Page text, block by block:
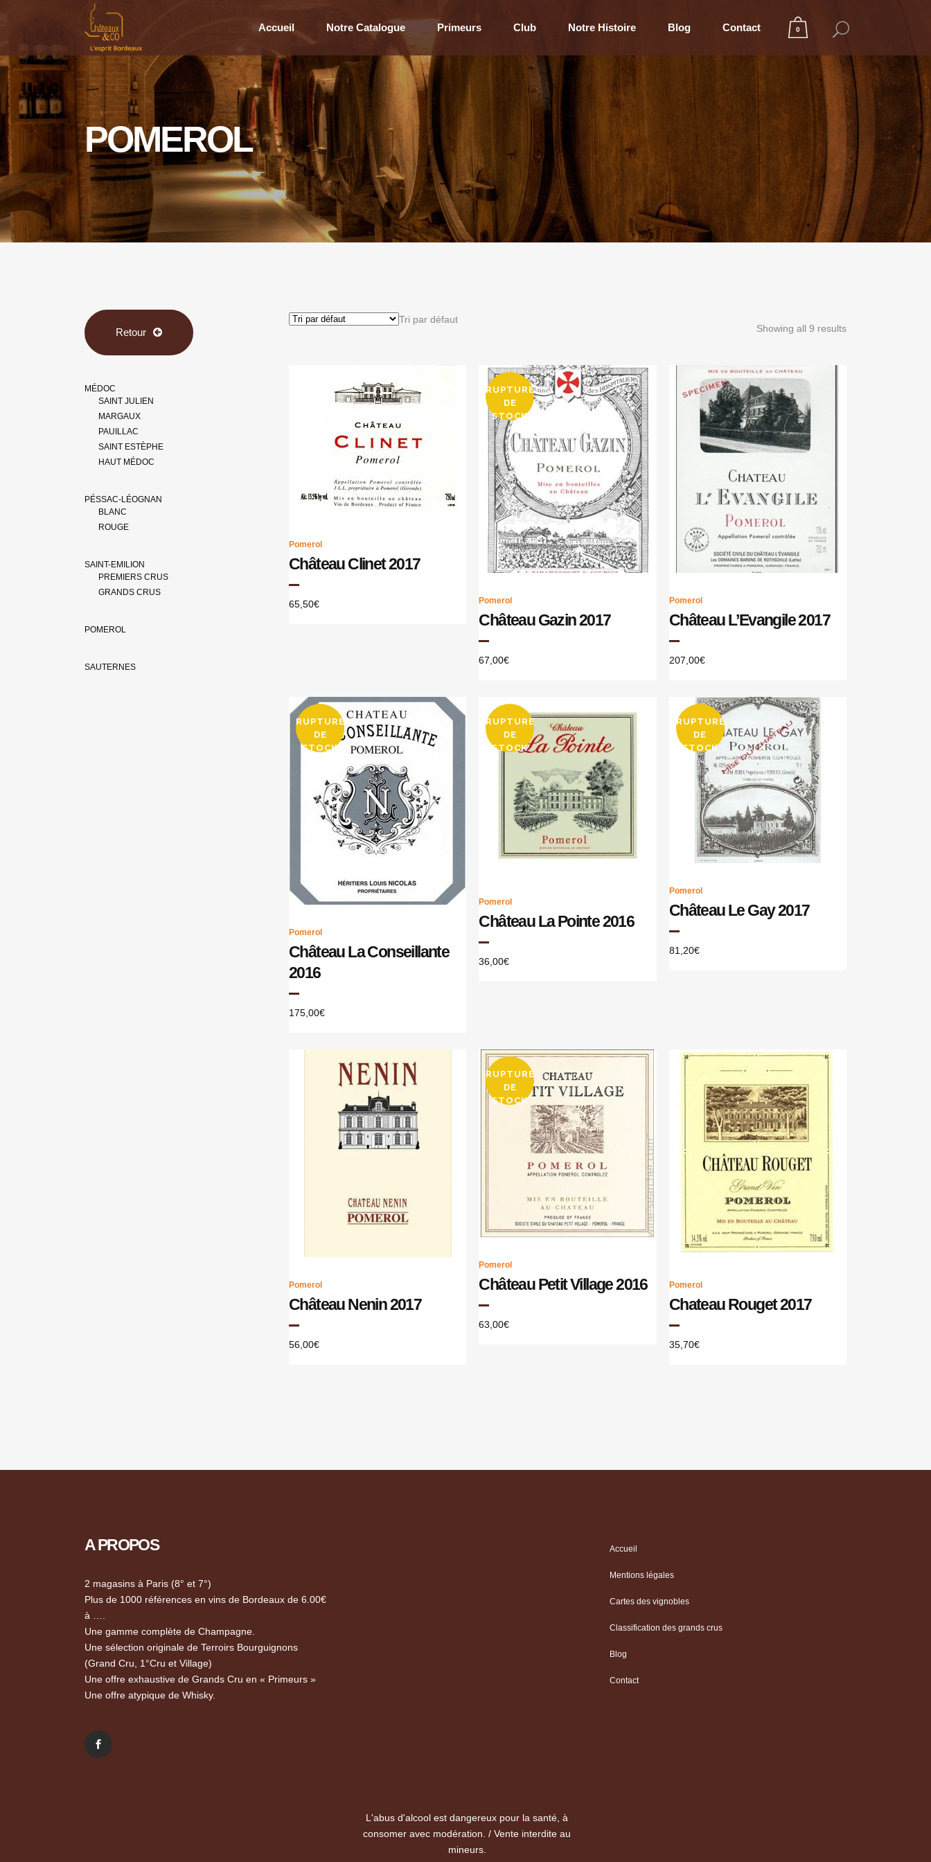
0
Accueil Notre Catalogue Primeurs Club Notre Histoire Blog Contact
POMEROL
Retour
MÉDOC
SAINT JULIEN
MARGAUX
PAUILLAC
SAINT ESTÈPHE
HAUT MÉDOC
PÉSSAC-LÉOGNAN
BLANC
ROUGE
SAINT-EMILION
PREMIERS CRUS
GRANDS CRUS
POMEROL
SAUTERNES
Showing all 9 results
Tri par défaut
Pomerol
Château Clinet 2017
65,50€
RUPTURE
DE
STOCK
Pomerol
Château Gazin 2017
67,00€
Pomerol
Château L’Evangile 2017
207,00€
RUPTURE
DE
STOCK
Pomerol
Château La Conseillante
2016
175,00€
RUPTURE
DE
STOCK
Pomerol
Château La Pointe 2016
36,00€
RUPTURE
DE
STOCK
Pomerol
Château Le Gay 2017
81,20€
Pomerol
Château Nenin 2017
56,00€
RUPTURE
DE
STOCK
Pomerol
Château Petit Village 2016
63,00€
Pomerol
Chateau Rouget 2017
35,70€
A PROPOS
2 magasins à Paris (8° et 7°)
Plus de 1000 références en vins de Bordeaux de 6.00€
à ….
Une gamme complète de Champagne.
Une sélection originale de Terroirs Bourguignons
(Grand Cru, 1°Cru et Village)
Une offre exhaustive de Grands Cru en « Primeurs »
Une offre atypique de Whisky.
Accueil
Mentions légales
Cartes des vignobles
Classification des grands crus
Blog
Contact
L'abus d'alcool est dangereux pour la santé, à
consomer avec modération. / Vente interdite au
mineurs.